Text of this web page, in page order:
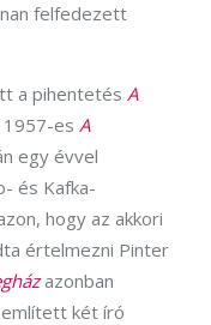
felfedezett
a pihentetés A
es A
egy évvel
és Kafka-
hogy az akkori
értelmezni Pinter
azonban
két író